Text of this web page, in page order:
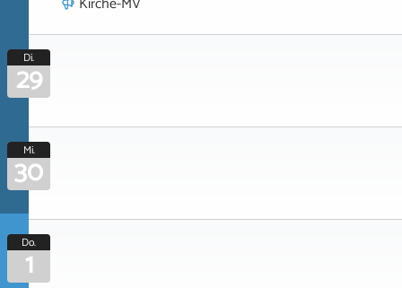
Di.
29
Mi.
30
Do.
1